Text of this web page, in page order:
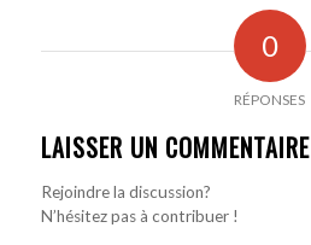
0
RÉPONSES
LAISSER UN COMMENTAIRE
Rejoindre la discussion?
N’hésitez pas à contribuer !